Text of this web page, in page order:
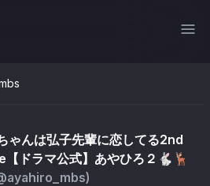
ゃんは弘子先輩に恋してる2nd
【ドラマ公式】あやひろ２🐇🦌
ayahiro_mbs)